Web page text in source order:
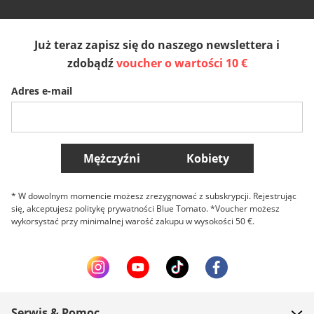
Slovenija België (Nederlands)
Belgique (Français) Danmark Norge
Więcej krajów
Już teraz zapisz się do naszego newslettera i
zdobądźvoucher o wartości 10 €
Adres e-mail
Mężczyźni Kobiety
* W dowolnym momencie możesz zrezygnować z subskrypcji. Rejestrując
się, akceptujesz politykę prywatności Blue Tomato. *Voucher możesz
wykorsystać przy minimalnej warość zakupu w wysokości 50 €.